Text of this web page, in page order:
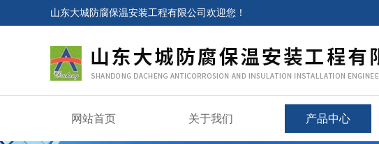
山东大城防腐保温安装工程有限公司欢迎您！
网站首页 关于我们 产品中心